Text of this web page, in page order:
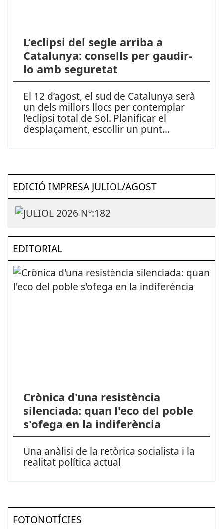
L’eclipsi del segle arriba a
Catalunya: consells per gaudir-
lo amb seguretat
El 12 d’agost, el sud de Catalunya serà
un dels millors llocs per contemplar
l’eclipsi total de Sol. Planificar el
desplaçament, escollir un punt...
EDICIÓ IMPRESA JULIOL/AGOST
EDITORIAL
Crònica d'una resistència
silenciada: quan l'eco del poble
s'ofega en la indiferència
Una anàlisi de la retòrica socialista i la
realitat política actual
FOTONOTÍCIES